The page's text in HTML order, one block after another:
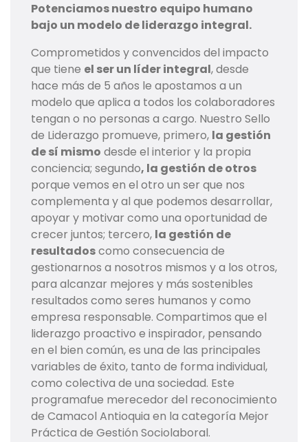
Potenciamos nuestro equipo humano
bajo un modelo de liderazgo integral.
Comprometidos y convencidos del impacto
que tiene el ser un líder integral, desde
hace más de 5 años le apostamos a un
modelo que aplica a todos los colaboradores
tengan o no personas a cargo. Nuestro Sello
de Liderazgo promueve, primero, la gestión
de sí mismo desde el interior y la propia
conciencia; segundo, la gestión de otros
porque vemos en el otro un ser que nos
complementa y al que podemos desarrollar,
apoyar y motivar como una oportunidad de
crecer juntos; tercero, la gestión de
resultadoscomo consecuencia de
gestionarnos a nosotros mismos y a los otros,
para alcanzar mejores y más sostenibles
resultados como seres humanos y como
empresa responsable. Compartimos que el
liderazgo proactivo e inspirador, pensando
en el bien común, es una de las principales
variables de éxito, tanto de forma individual,
como colectiva de una sociedad. Este
programafue merecedor del reconocimiento
de Camacol Antioquia en la categoría Mejor
Práctica de Gestión Sociolaboral.